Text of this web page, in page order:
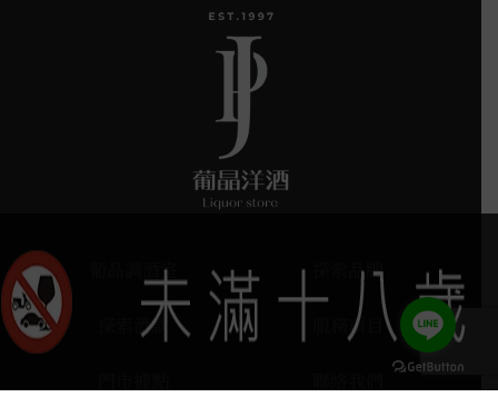
葡晶調酒室 探索品牌
探索酒款 服務項目